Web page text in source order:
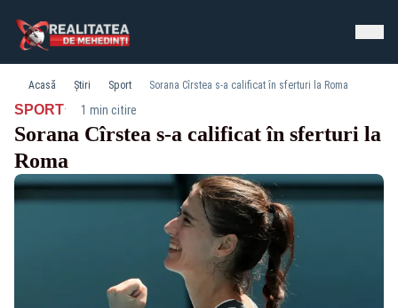
Acasă Știri Sport Sorana Cîrstea s-a calificat în sferturi la Roma
SPORT· 1 min citire
Sorana Cîrstea s-a calificat în sferturi la
Roma